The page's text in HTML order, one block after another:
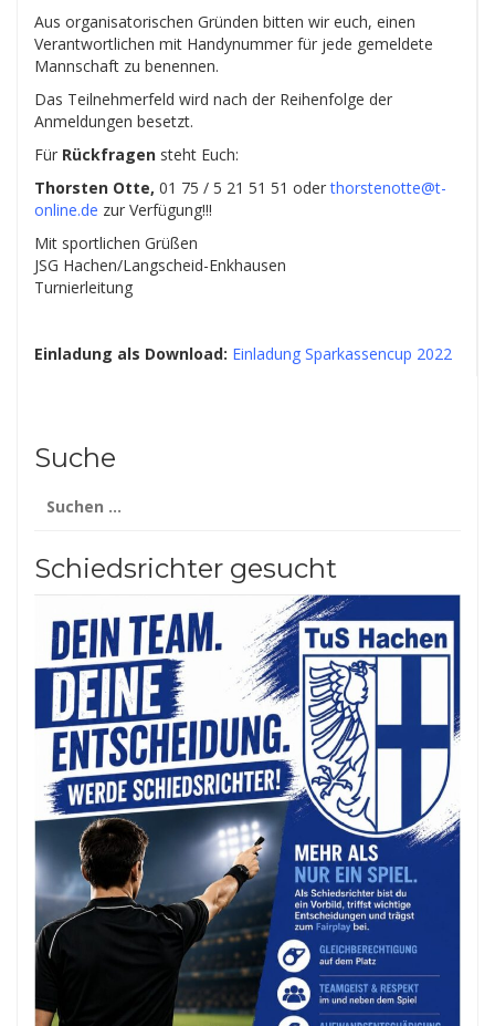
Aus organisatorischen Gründen bitten wir euch, einen
Verantwortlichen mit Handynummer für jede gemeldete
Mannschaft zu benennen.
Das Teilnehmerfeld wird nach der Reihenfolge der
Anmeldungen besetzt.
Für Rückfragen steht Euch:
Thorsten Otte, 01 75 / 5 21 51 51 oderthorstenotte@t-
online.de zur Verfügung!!!
Mit sportlichen Grüßen
JSG Hachen/Langscheid-Enkhausen
Turnierleitung
Einladung als Download: Einladung Sparkassencup 2022
Suche
nach:
Schiedsrichter gesucht